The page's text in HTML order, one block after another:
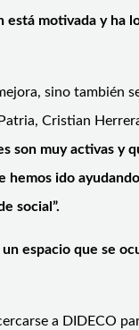
está motivada y ha
sino
Cristian
son muy activas
ido
social”.
espacio que se
a DIDECO